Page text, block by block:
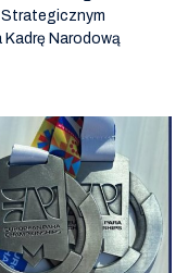
Strategicznym
Narodową